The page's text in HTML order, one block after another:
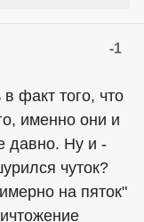
-1
факт того, что
именно они и
давно. Ну и -
чуток?
на пяток"